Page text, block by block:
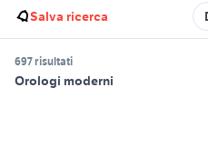
Salva ricerca
697 risultati
Orologi moderni